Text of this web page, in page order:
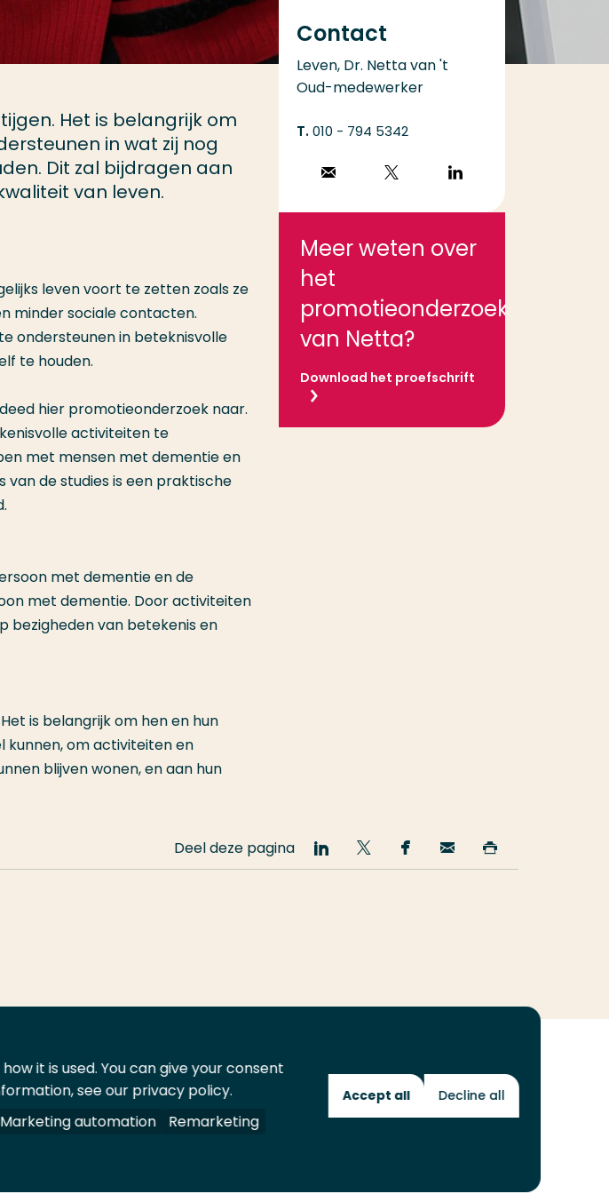
Het is belangrijk om
in wat zij nog
Dit zal bijdragen aan
van leven.
Contact
Leven, Dr. Netta van 't
Oud-medewerker
010 - 794 5342
Stuur een emailVolg op X
LinkedIn
Meer weten over
het
promotieonderzoek
van Netta?
Download het proefschrift
leven voort te zetten zoals ze
minder sociale contacten.
ondersteunen in beteknisvolle
te houden.
hier promotieonderzoek naar.
activiteiten te
met mensen met dementie en
van de studies is een praktische
met dementie en de
met dementie. Door activiteiten
bezigheden van betekenis en
is belangrijk om hen en hun
kunnen, om activiteiten en
blijven wonen, en aan hun
Deel deze pagina
Deel
op
Deel
op
Deel
op
Email
deze deze
Toekomstmakers
it is used. You can give your consent
see our privacy policy.
Marketing automation Remarketing
Accept all Decline all